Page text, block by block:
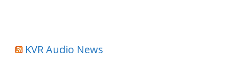
KVR Audio News